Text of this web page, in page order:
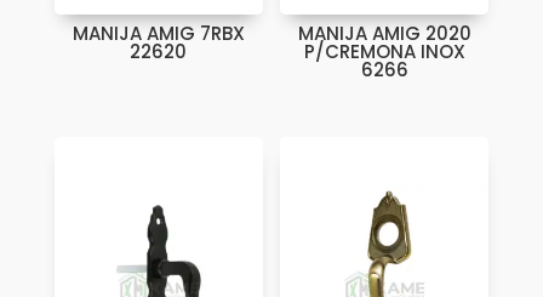
MANIJA AMIG 7RBX
22620
MANIJA AMIG 2020
P/CREMONA INOX
6266